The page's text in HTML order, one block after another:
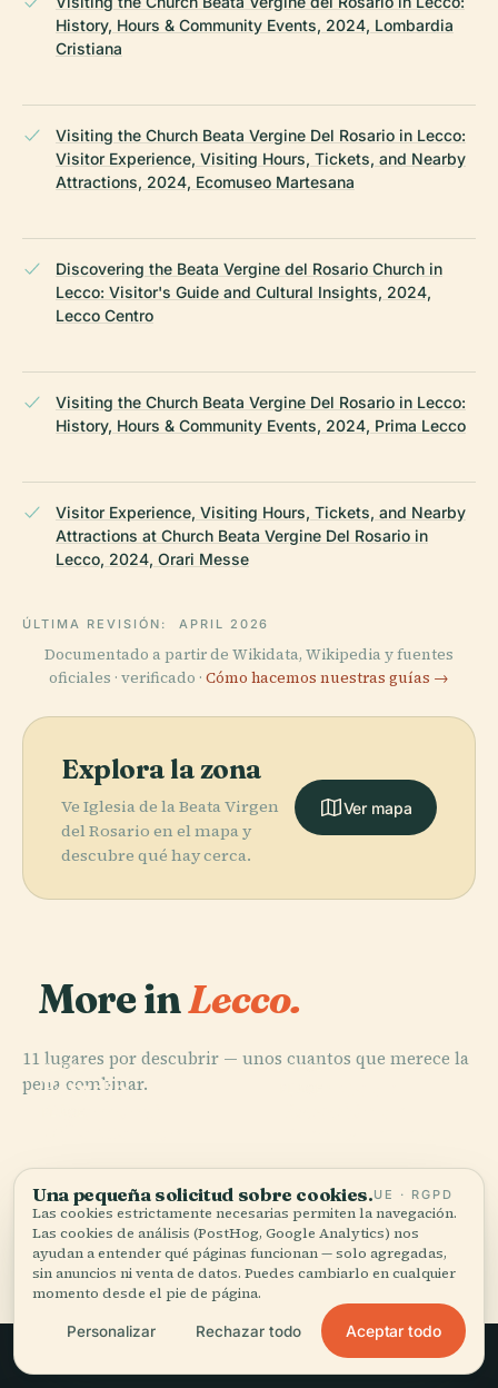
History, Hours & Community Events, 2024, Lombardia
Cristiana
Visiting the Church Beata Vergine Del Rosario in Lecco:
Visitor Experience, Visiting Hours, Tickets, and Nearby
Attractions, 2024, Ecomuseo Martesana
Discovering the Beata Vergine del Rosario Church in
Lecco: Visitor's Guide and Cultural Insights, 2024,
Lecco Centro
Visiting the Church Beata Vergine Del Rosario in Lecco:
History, Hours & Community Events, 2024, Prima Lecco
Visitor Experience, Visiting Hours, Tickets, and Nearby
Attractions at Church Beata Vergine Del Rosario in
Lecco, 2024, Orari Messe
ÚLTIMA REVISIÓN: APRIL 2026
Documentado a partir de Wikidata, Wikipedia y fuentes
oficiales · verificado · Cómo hacemos nuestras guías →
Explora la zona
Ve Iglesia de la Beata Virgen
del Rosario en el mapa y
descubre qué hay cerca.
Ver mapa
More inLecco.
11 lugares por descubrir — unos cuantos que merece la
pena combinar.
PLACE
Estadio
PLACE
Los 11 lugares de Lecco
Una pequeña solicitud sobre cookies.UE · RGPD
Las cookies estrictamente necesarias permiten la navegación.
Las cookies de análisis (PostHog, Google Analytics) nos
ayudan a entender qué páginas funcionan — solo agregadas,
sin anuncios ni venta de datos. Puedes cambiarlo en cualquier
momento desde el pie de página.
Personalizar Rechazar todo Aceptar todo